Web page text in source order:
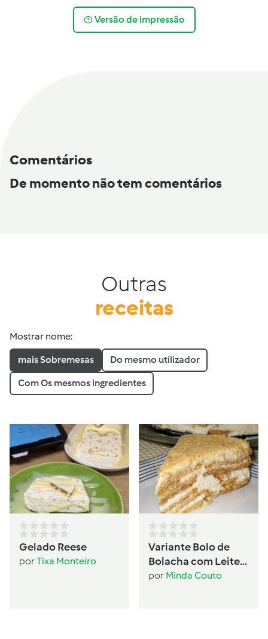
Versão de impressão
Comentários
De momento não tem comentários
Outras
receitas
Mostrar nome:
mais Sobremesas Do mesmo utilizador
Com Os mesmos ingredientes
Gelado Reese
porTixa Monteiro
Variante Bolo de
Bolacha com Leite
Condensado
por Minda Couto